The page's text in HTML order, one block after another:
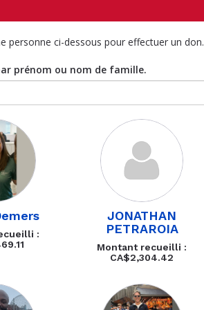
personne ci-dessous pour effectuer un don.
prénom ou nom de famille.
:
JONATHAN
PETRAROIA
Montant recueilli :
CA$2,304.42